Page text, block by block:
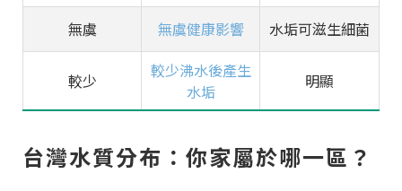
無虞 無虞健康影響 水垢可滋生細菌
較少 較少沸水後產生
水垢
明顯
台灣水質分布：你家屬於哪一區？